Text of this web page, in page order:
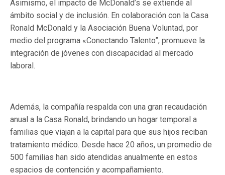
Asimismo, el impacto de McDonald’s se extiende al
ámbito social y de inclusión. En colaboración con la Casa
Ronald McDonald y la Asociación Buena Voluntad, por
medio del programa «Conectando Talento”, promueve la
integración de jóvenes con discapacidad al mercado
laboral.
Además, la compañía respalda con una gran recaudación
anual a la Casa Ronald, brindando un hogar temporal a
familias que viajan a la capital para que sus hijos reciban
tratamiento médico. Desde hace 20 años, un promedio de
500 familias han sido atendidas anualmente en estos
espacios de contención y acompañamiento.